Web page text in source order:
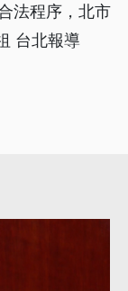
法程序，北市
台北報導